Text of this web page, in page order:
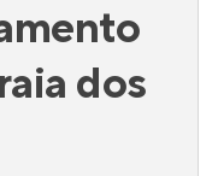
dos